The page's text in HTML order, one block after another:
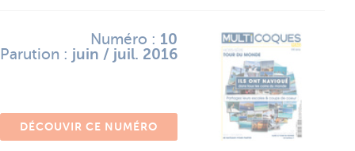
Numéro : 10
Parution : juin / juil. 2016
DÉCOUVIR CE NUMÉRO